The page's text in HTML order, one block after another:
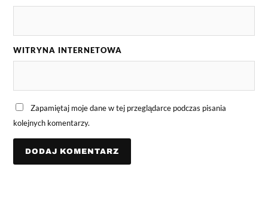
WITRYNA INTERNETOWA
Zapamiętaj moje dane w tej przeglądarce podczas pisania
kolejnych komentarzy.